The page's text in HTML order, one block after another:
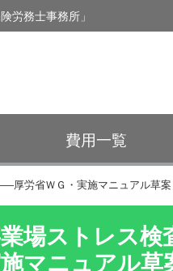
労務士事務所」
費用一覧
厚労省ＷＧ・実施マニュアル草案
業場ストレス
マニュアル草